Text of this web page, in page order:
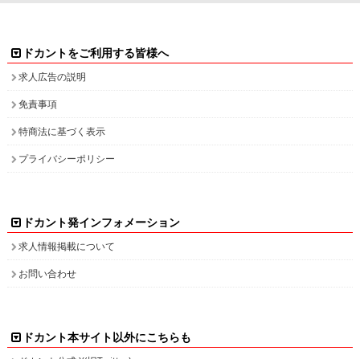
ドカントをご利用する皆様へ
求人広告の説明
免責事項
特商法に基づく表示
プライバシーポリシー
ドカント発インフォメーション
求人情報掲載について
お問い合わせ
ドカント本サイト以外にこちらも